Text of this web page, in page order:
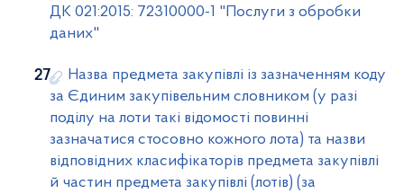
ДК 021:2015: 72310000-1 "Послуги з обробки
даних"
Назва предмета закупівлі із зазначенням коду
за Єдиним закупівельним словником (у разі
поділу на лоти такі відомості повинні
зазначатися стосовно кожного лота) та назви
відповідних класифікаторів предмета закупівлі
й частин предмета закупівлі (лотів) (за